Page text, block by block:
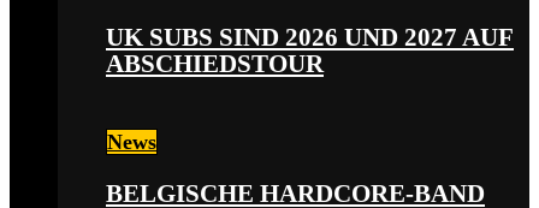
UK SUBS SIND 2026 UND 2027 AUF
ABSCHIEDSTOUR
News
BELGISCHE HARDCORE-BAND